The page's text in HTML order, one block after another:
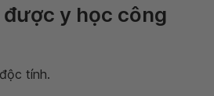
y học công
tính.